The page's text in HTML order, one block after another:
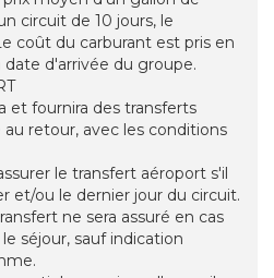
circuit de 10 jours, le
coût du carburant est pris en
d'arrivée du groupe.
et fournira des transferts
retour, avec les conditions
le transfert aéroport s'il
et/ou le dernier jour du circuit.
ne sera assuré en cas
séjour, sauf indication